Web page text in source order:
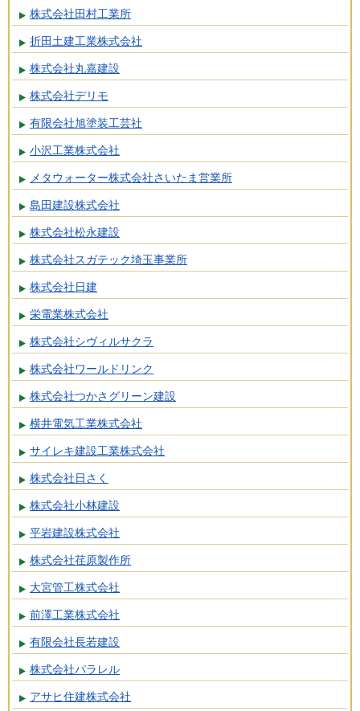
株式会社田村工業所
折田土建工業株式会社
株式会社丸嘉建設
株式会社デリモ
有限会社旭塗装工芸社
小沢工業株式会社
メタウォーター株式会社さいたま営業所
島田建設株式会社
株式会社松永建設
株式会社スガテック埼玉事業所
株式会社日建
栄電業株式会社
株式会社シヴィルサクラ
株式会社ワールドリンク
株式会社つかさグリーン建設
横井電気工業株式会社
サイレキ建設工業株式会社
株式会社日さく
株式会社小林建設
平岩建設株式会社
株式会社荏原製作所
大宮管工株式会社
前澤工業株式会社
有限会社長若建設
株式会社パラレル
アサヒ住建株式会社